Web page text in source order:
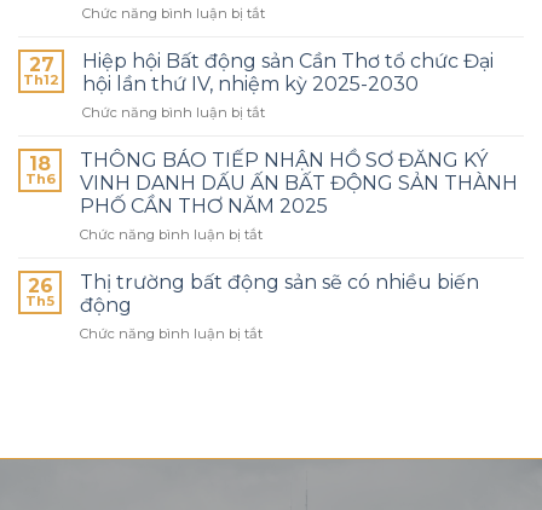
Chức năng bình luận bị tắt
27
Th12
Hiệp hội Bất động sản Cần Thơ tổ chức Đại
hội lần thứ IV, nhiệm kỳ 2025-2030
Chức năng bình luận bị tắt
18
Th6
THÔNG BÁO TIẾP NHẬN HỒ SƠ ĐĂNG KÝ
VINH DANH DẤU ẤN BẤT ĐỘNG SẢN THÀNH
PHỐ CẦN THƠ NĂM 2025
Chức năng bình luận bị tắt
26
Th5
Thị trường bất động sản sẽ có nhiều biến
động
Chức năng bình luận bị tắt